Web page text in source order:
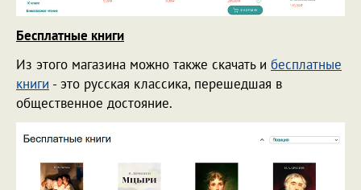
Бесплатные книги
Из этого магазина можно также скачать и бесплатные
книги - это русская классика, перешедшая в
общественное достояние.